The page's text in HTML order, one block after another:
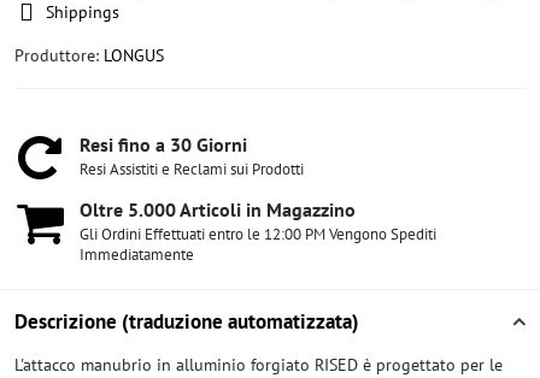
Shippings
Produttore: LONGUS
Resi fino a 30 Giorni
Resi Assistiti e Reclami sui Prodotti
Oltre 5​.000 Articoli in Magazzino
Gli Ordini Effettuati entro le 12:00 PM Vengono Spediti
Immediatamente
Descrizione (traduzione automatizzata)
L'attacco manubrio in alluminio forgiato RISED è progettato per le